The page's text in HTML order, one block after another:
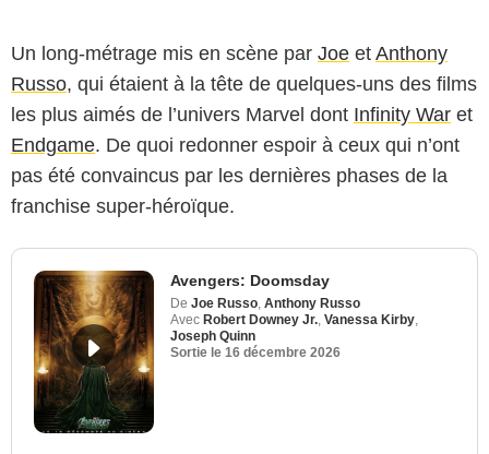
Un long-métrage mis en scène par Joe et Anthony
Russo, qui étaient à la tête de quelques-uns des films
les plus aimés de l’univers Marvel dont Infinity War et
Endgame. De quoi redonner espoir à ceux qui n’ont
pas été convaincus par les dernières phases de la
franchise super-héroïque.
Avengers: Doomsday
De Joe Russo Anthony Russo
Avec Robert Downey Jr. Vanessa Kirby
Joseph Quinn
Sortie le 16 décembre 2026